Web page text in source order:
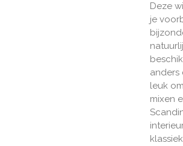
Deze
je
anders
leuk
mixen